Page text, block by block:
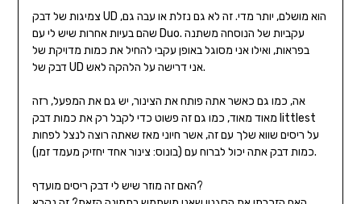
צמיגות של דבק UD הוא מושלם, יותר מדי. זה לא גם נזלת או עבה גם,
שהם בעיות אחרות שיש לי עם Duo. עקביות של הנוסחה משתנה
בפראות, ואילו אני מסוגל באופן עקבי להחיל את כמות מדויקת של
דבק של UD אני דרישה על הלהקה לאש.
אה, כמו גם כאשר אתה פותח את הצינור, יש גם את המפעל, רזה
מאוד מאוד, כמו גם זה פשוט כדי לקבל רק את כמות דבק littlest
על ריסים שווא שלך עם זה, אשר חיוני מאז שאתה רוצה לנצל לפחות
כמות דבק אתה יכול לברוח עם (בונוס: צינור אחד יחזיק מעמד זמן).
האם זה מוזר שיש לי דבק ריסים מועדף?